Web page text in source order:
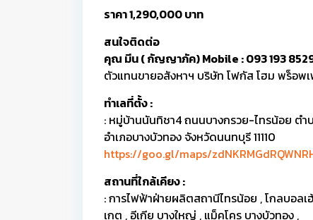
ราคา 1,290,000 บาท
สนใจติดต่อ
คุณ มีน ( กัญญาภัค) Mobile : 093 193
ตัวแทนขายอสังหาฯ บริษัท โฟกัส โฮม พร็อพ
ทำเลที่ตั้ง :
: หมู่บ้านนันทิชา4 ถนนบางกรวย-ไทรน้อย ตำ
อำเภอบางบัวทอง จังหวัดนนทบุรี 11110
https://goo.gl/maps/
สถานที่ใกล้เคียง :
: การไฟฟ้าฝ่ายผลิตสถานีไทรน้อย , โกลบอลเ
เกต , อีเกีย บางใหญ่ , แม็คโคร บางบัวทอง ,